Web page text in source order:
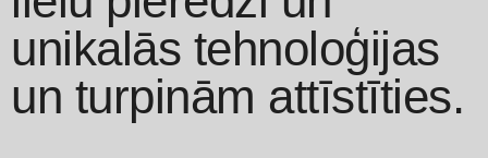
unikalās tehnoloģijas
un turpinām attīstīties.